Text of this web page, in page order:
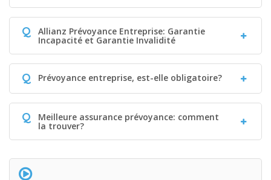
Q Allianz Prévoyance Entreprise: Garantie
Incapacité et Garantie Invalidité
Q Prévoyance entreprise, est-elle obligatoire?
Q Meilleure assurance prévoyance: comment
la trouver?